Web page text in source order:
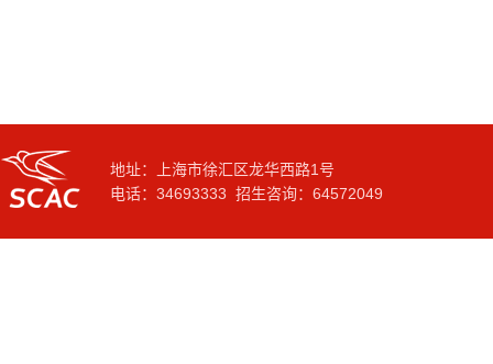
地址：上海市徐汇区龙华西路1号
电话：34693333 招生咨询：64572049